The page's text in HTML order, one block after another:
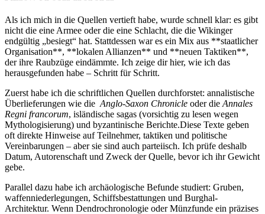
Als ich ‍mich in ⁣die Quellen⁢ vertieft habe, ⁣wurde schnell klar: es gibt
nicht ‍die⁢ eine Armee ​oder die ‌eine Schlacht, die die Wikinger
⁤endgültig „besiegt“ hat. Stattdessen war ‍es‍ ein Mix aus **staatlicher
Organisation**, **lokalen Allianzen**⁤ und **neuen ⁤Taktiken**,
der ihre Raubzüge eindämmte. Ich zeige dir hier, wie ‌ich das
herausgefunden habe – Schritt für Schritt.
Zuerst habe ich​ die schriftlichen Quellen durchforstet:​ annalistische
Überlieferungen wie die ​Anglo-Saxon Chronicle oder die‍Annales
Regni francorum, isländische⁤ sagas (vorsichtig zu lesen wegen
Mythologisierung) und byzantinische Berichte.Diese ⁤Texte ‍geben
‌oft direkte ⁤Hinweise auf Teilnehmer, taktiken und politische
Vereinbarungen – aber⁤ sie ​sind auch parteiisch.⁣ Ich ​prüfe deshalb
Datum, Autorenschaft ⁤und Zweck​ der Quelle,​ bevor ⁢ich ihr Gewicht
‍gebe.
Parallel dazu habe ich archäologische Befunde studiert: ‍Gruben,
waffenniederlegungen, Schiffsbestattungen und ​Burghal-
Architektur. Wenn Dendrochronologie oder Münzfunde ein präzises‌